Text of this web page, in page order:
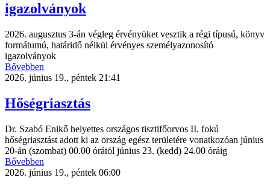
igazolványok
2026. augusztus 3-án végleg érvényüket vesztik a régi típusú, könyv
formátumú, határidő nélkül érvényes személyazonosító
igazolványok
Bővebben
2026. június 19., péntek 21:41
Hőségriasztás
Dr. Szabó Enikő helyettes országos tisztifőorvos II. fokú
hőségriasztást adott ki az ország egész területére vonatkozóan június
20-án (szombat) 00.00 órától június 23. (kedd) 24.00 óráig
Bővebben
2026. június 19., péntek 06:00